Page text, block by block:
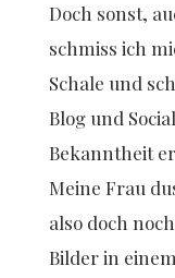
Doch sonst,
schmiss ich
Schale und
Blog und
Bekanntheit
Meine Frau
also doch
Bilder in